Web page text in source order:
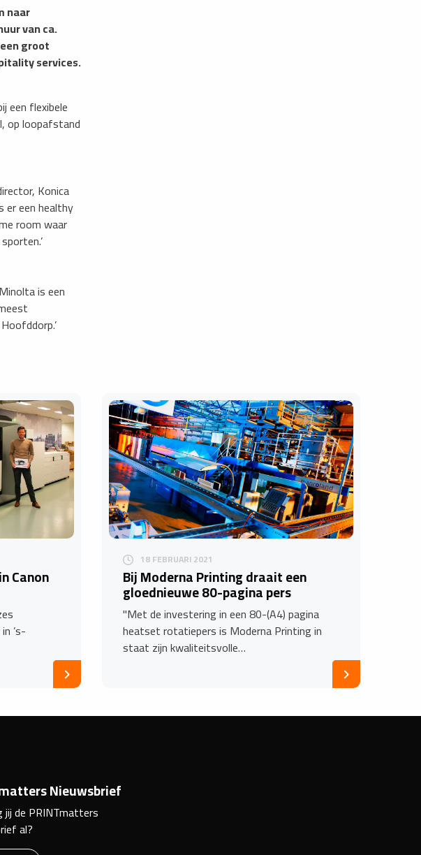
naar
van ca.
groot
services.
een flexibele
op loopafstand
Konica
er een healthy
room waar
is een
Canon
’s-
18 FEBRUARI 2021
Bij Moderna Printing draait een
gloednieuwe 80-pagina pers
"Met de investering in een 80-(A4) pagina
heatset rotatiepers is Moderna Printing in
staat zijn kwaliteitsvolle…
Nieuwsbrief
jij de PRINTmatters
al?